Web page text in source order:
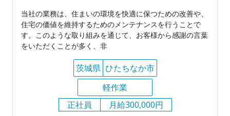
当社の業務は、住まいの環境を快適に保つための改善や、
住宅の価値を維持するためのメンテナンスを行うことで
す。このような取り組みを通じて、お客様から感謝の言葉
をいただくことが多く、非
茨城県 ひたちなか市
軽作業
正社員
月給300,000円